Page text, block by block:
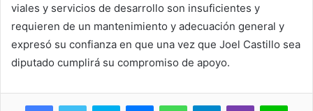
viales y servicios de desarrollo son insuficientes y
requieren de un mantenimiento y adecuación general y
expresó su confianza en que una vez que Joel Castillo sea
diputado cumplirá su compromiso de apoyo.
Skype MessengerWhatsAppTelegramViber Line